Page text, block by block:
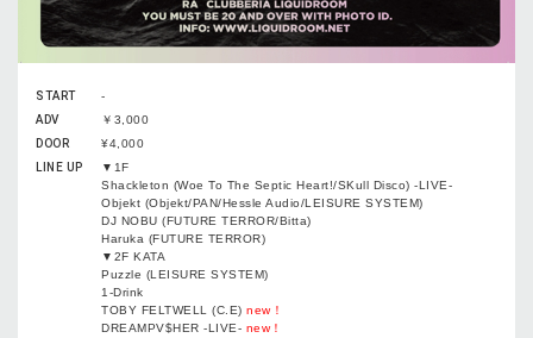
START
-
ADV
￥3,000
DOOR
¥4,000
LINE UP
▼1F
Shackleton (Woe To The Septic Heart!/SKull Disco) -LIVE-
Objekt (Objekt/PAN/Hessle Audio/LEISURE SYSTEM)
DJ NOBU (FUTURE TERROR/Bitta)
Haruka (FUTURE TERROR)
▼2F KATA
Puzzle (LEISURE SYSTEM)
1-Drink
TOBY FELTWELL (C.E) new！
DREAMPV$HER -LIVE- new！